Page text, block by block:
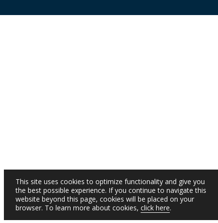
This site uses cookies to optimize functionality and give you
the best possible experience. If you continue to navigate this
website beyond this page, cookies will be placed on your
browser. To learn more about cookies, click here.